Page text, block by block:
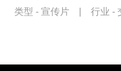
类型 - 宣传片 行业 -